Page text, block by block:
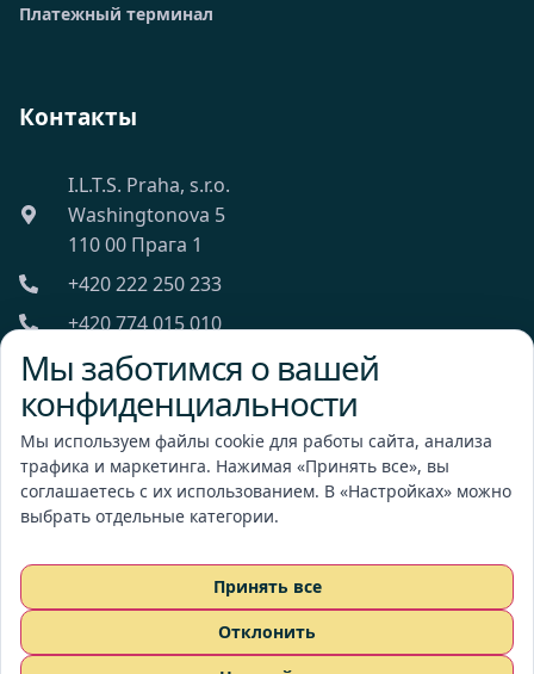
Платежный терминал
Контакты
I.L.T.S. Praha, s.r.o.
Washingtonova 5
110 00 Прага 1
+420 222 250 233
+420 774 015 010
ilts@ilts.cz
Пн-Пт: 8:00 - 18:00
I.L.T.S. Praha, s.r.o.
Мы заботимся о вашей
конфиденциальности
Мы используем файлы cookie для работы сайта, анализа
трафика и маркетинга. Нажимая «Принять все», вы
соглашаетесь с их использованием. В «Настройках» можно
выбрать отдельные категории.
Принять все
Отклонить